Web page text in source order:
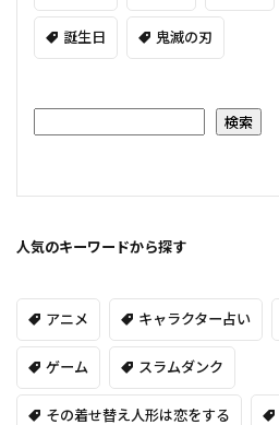
誕生日 鬼滅の刃
検索
人気のキーワードから探す
アニメ キャラクター占い
ゲーム スラムダンク
その着せ替え人形は恋をする